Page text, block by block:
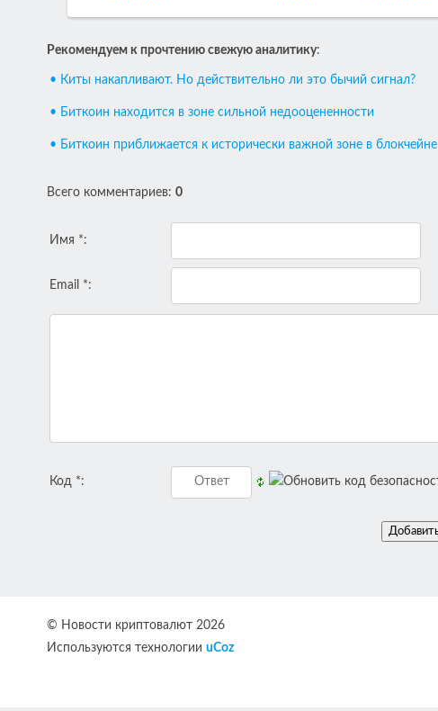
Рекомендуем к прочтению свежую аналитику:
• Киты накапливают. Но действительно ли это бычий сигнал?
• Биткоин находится в зоне сильной недооцененности
• Биткоин приближается к исторически важной зоне в блокчейне
Всего комментариев: 0
Имя *:
Email *:
Код *:
© Новости криптовалют 2026
Используются технологии uCoz